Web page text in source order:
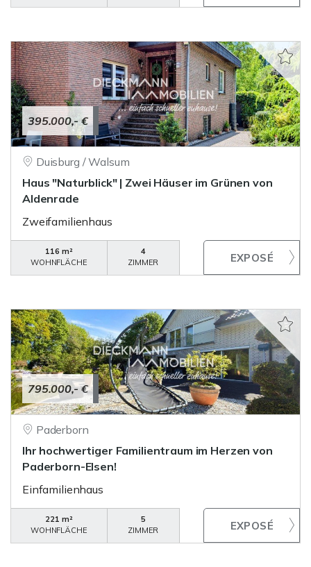
395.000,- €
Duisburg / Walsum
Haus "Naturblick" | Zwei Häuser im Grünen von
Aldenrade
Zweifamilienhaus
116 m²
WOHNFLÄCHE
4
ZIMMER
795.000,- €
Paderborn
Ihr hochwertiger Familientraum im Herzen von
Paderborn-Elsen!
Einfamilienhaus
221 m²
WOHNFLÄCHE
5
ZIMMER